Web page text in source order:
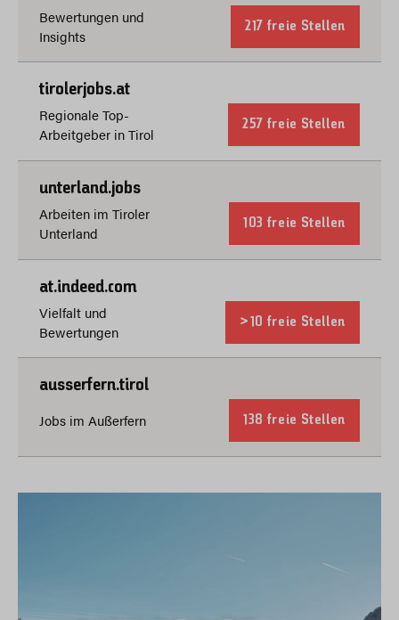
Bewertungen und
Insights
217 freie Stellen
tirolerjobs.at
Regionale Top-
Arbeitgeber in Tirol
257 freie Stellen
unterland.jobs
Arbeiten im Tiroler
Unterland
103 freie Stellen
at.indeed.com
Vielfalt und
Bewertungen
>10 freie Stellen
ausserfern.tirol
Jobs im Außerfern 138 freie Stellen